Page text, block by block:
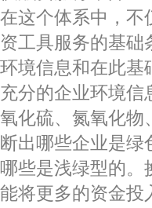
在这个体系中，不
资工具服务的基础
环境信息和在此基
充分的企业环境信
氧化硫、氮氧化物
断出哪些企业是
哪些是浅绿型的。
能将更多的资金